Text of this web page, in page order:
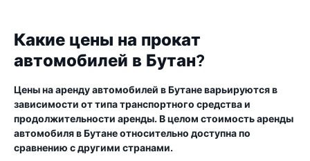
Какие цены на прокат
автомобилей в Бутан?
Цены на аренду автомобилей в Бутане варьируются в
зависимости от типа транспортного средства и
продолжительности аренды. В целом стоимость аренды
автомобиля в Бутане относительно доступна по
сравнению с другими странами.